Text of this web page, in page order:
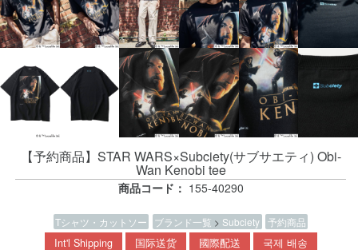
【予約商品】STAR WARS×Subciety(サブサエティ) Obi-
Wan Kenobi tee
商品コード： 155-40290
Tシャツ・カットソー ブランド一覧 > Subciety 予約商品
Int'l Shipping 国际送货 國際配送 국제 배송